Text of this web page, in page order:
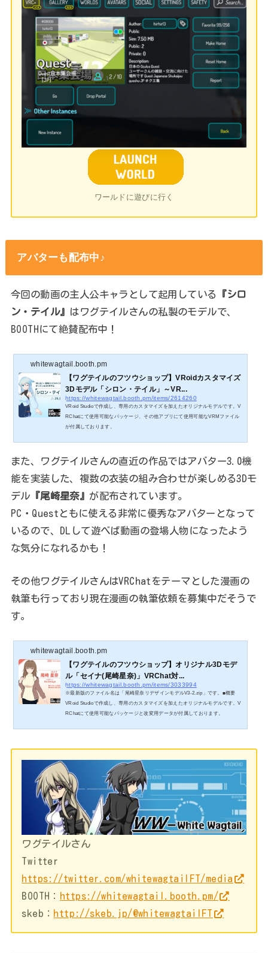
ワールドに遊びに行く
アバターも配布中♪
今回の動画の主人公キャラとして起用している
『シロ
ン・テイル』 はワグテイルさんの私製のモデルで、
BOOTHにて絶賛配布中！
whitewagtail.booth.pm
【ワグテイルのフツウショップ】VRoidカスタマイズ
3Dモデル「シロン・テイル」～VR...
https://whitewagtail.booth.pm/items/2614260
VRoid Studioで作成し、専用のカスタマイズを加えたオリジナルモデルです。V
RChatにて使用可能なパッケージ、その他アプリにて使用可能なVRMファイル
が付属しております。
また、ワグテイルさんの直近の作品ではアバター3.0機
能を実装した、複数の衣装の組み合わせが楽しめる3Dモ
デル 『尾崎星奈』 が配布されています。
PC・Questともに使える非常に優秀なアバターとなって
いるので、DLして遊べば動画の登場人物になったよう
な気分になれるかも！
その他ワグテイルさんはVRChatをテーマとした漫画の
執筆も行っており現在漫画の執筆依頼を募集中だそうで
す。
whitewagtail.booth.pm
【ワグテイルのフツウショップ】オリジナル3Dモデ
ル「セイナ(尾崎星奈)」VRChat対...
https://whitewagtail.booth.pm/items/3033994
※最新版のファイル名は「尾崎星奈リデザインモデルV3-2.zip」です。■概要
VRoid Studioで作成し、専用のカスタマイズを加えたオリジナルモデルです。V
RChatにて使用可能なパッケージと改変用データが付属しております。
ワグテイルさん
Twitter
https://twitter.com/whitewagtailFT/media
BOOTH： https://whitewagtail.booth.pm/
skeb： http://skeb.jp/@whitewagtailFT